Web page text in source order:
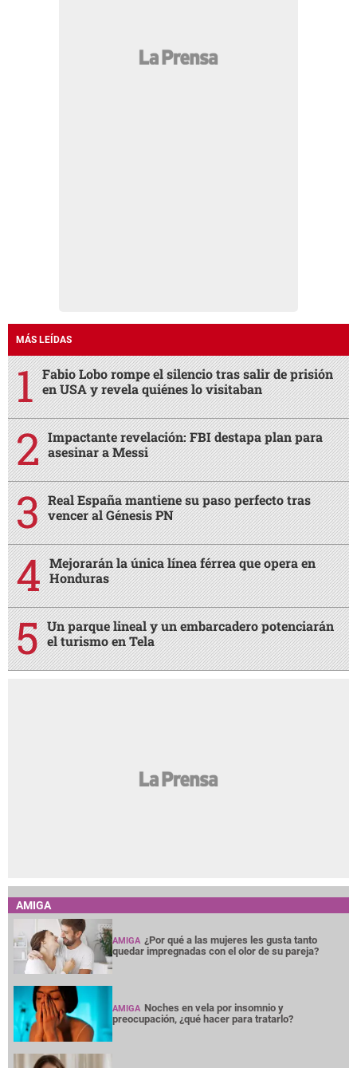
MÁS LEÍDAS
Fabio Lobo rompe el silencio tras salir de prisión
en USA y revela quiénes lo visitaban
Impactante revelación: FBI destapa plan para
asesinar a Messi
Real España mantiene su paso perfecto tras
vencer al Génesis PN
Mejorarán la única línea férrea que opera en
Honduras
Un parque lineal y un embarcadero potenciarán
el turismo en Tela
AMIGA
AMIGA ¿Por qué a las mujeres les gusta tanto
quedar impregnadas con el olor de su pareja?
AMIGA Noches en vela por insomnio y
preocupación, ¿qué hacer para tratarlo?